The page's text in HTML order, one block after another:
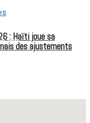
: Haïti joue sa
des ajustements
s’incline lourdement
lice